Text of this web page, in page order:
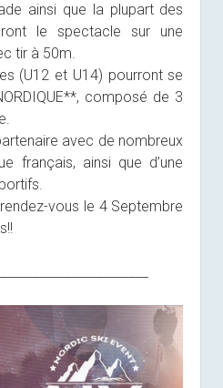
ainsi que la plupart des
le spectacle sur une
tir à 50m.
(U12 et U14) pourront se
composé de 3
avec de nombreux
français, ainsi que d’une
vous le 4 Septembre